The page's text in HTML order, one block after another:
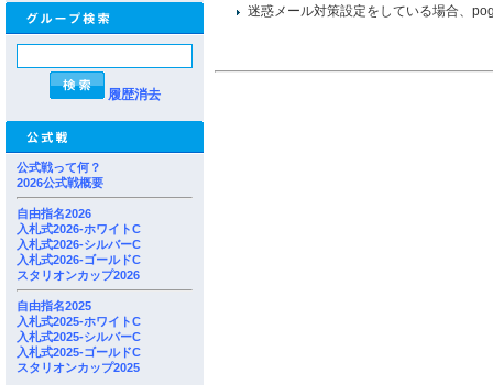
履歴消去
公式戦って何？
2026公式戦概要
自由指名2026
入札式2026-ホワイトC
入札式2026-シルバーC
入札式2026-ゴールドC
スタリオンカップ2026
自由指名2025
入札式2025-ホワイトC
入札式2025-シルバーC
入札式2025-ゴールドC
スタリオンカップ2025
迷惑メール対策設定をしている場合、